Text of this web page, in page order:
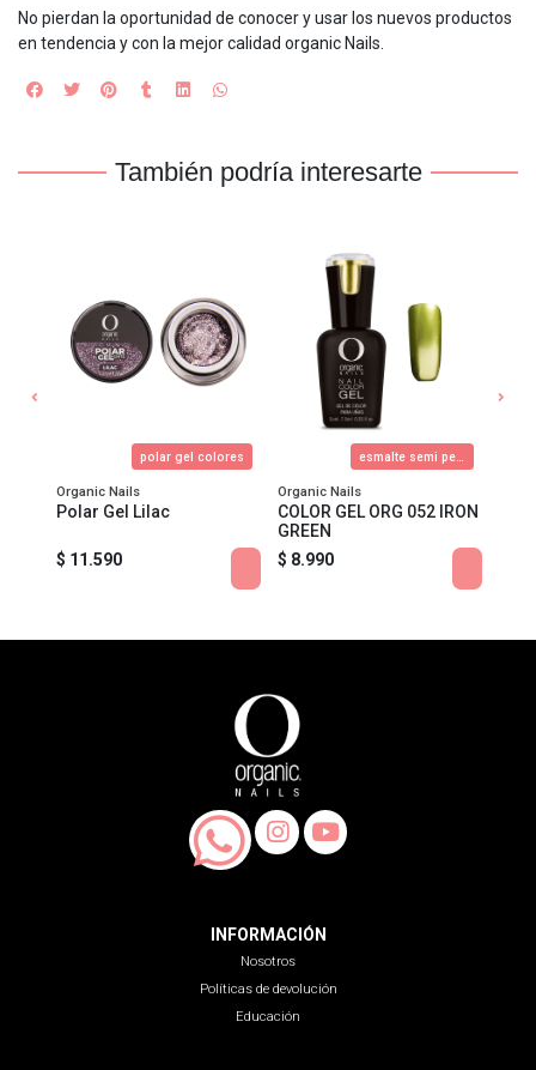
No pierdan la oportunidad de conocer y usar los nuevos productos
en tendencia y con la mejor calidad organic Nails.
También podría interesarte
polar gel colores
Organic Nails
Polar Gel Lilac
$ 11.590
esmalte semi permanente
Organic Nails
COLOR GEL ORG 052 IRON
GREEN
$ 8.990
INFORMACIÓN
Nosotros
Políticas de devolución
Educación